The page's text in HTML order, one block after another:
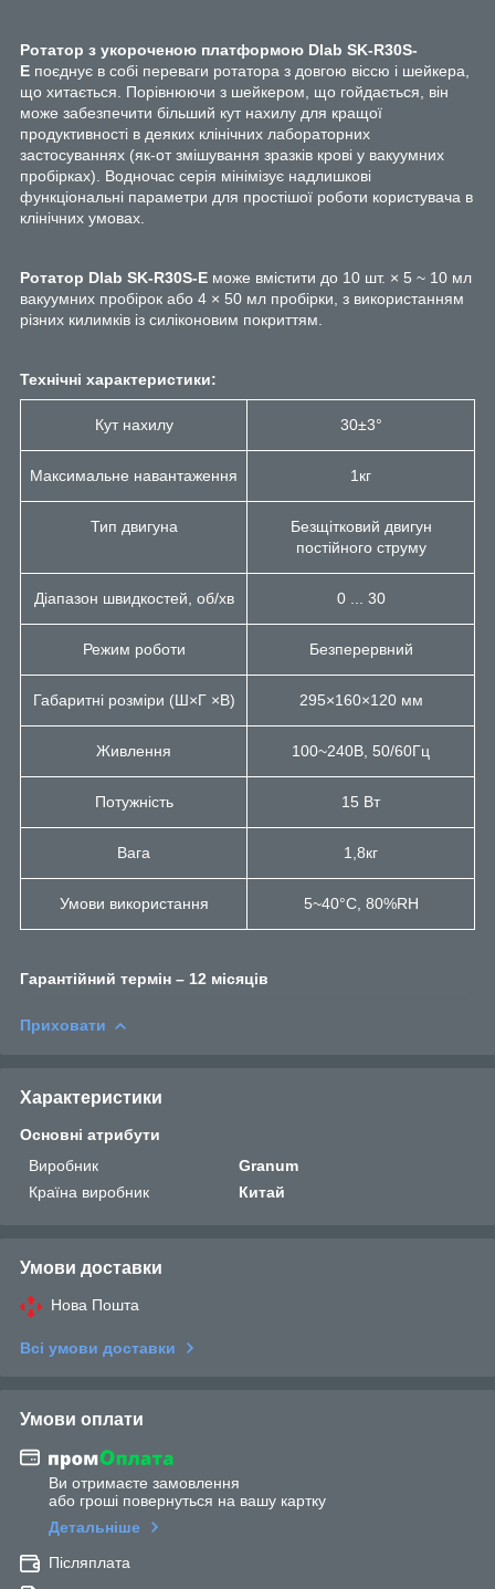
Ротатор з укороченою платформою Dlab SK-R30S-
E поєднує в собі переваги ротатора з довгою віссю і шейкера,
що хитається. Порівнюючи з шейкером, що гойдається, він
може забезпечити більший кут нахилу для кращої
продуктивності в деяких клінічних лабораторних
застосуваннях (як-от змішування зразків крові у вакуумних
пробірках). Водночас серія мінімізує надлишкові
функціональні параметри для простішої роботи користувача в
клінічних умовах.
Ротатор Dlab SK-R30S-E може вмістити до 10 шт. × 5 ~ 10 мл
вакуумних пробірок або 4 × 50 мл пробірки, з використанням
різних килимків із силіконовим покриттям.
Технічні характеристики:
Кут нахилу 30±3°
Максимальне навантаження 1кг
Тип двигуна
Безщітковий двигун
постійного струму
Діапазон швидкостей, об/хв 0 ... 30
Режим роботи Безперервний
Габаритні розміри (Ш×Г ×В) 295×160×120 мм
Живлення 100~240В, 50/60Гц
Потужність 15 Вт
Вага 1,8кг
Умови використання 5~40°C, 80%RH
Гарантійний термін – 12 місяців
Приховати
Характеристики
Основні атрибути
Виробник
Granum
Країна виробник
Китай
Умови доставки
Нова Пошта
Всі умови доставки
Умови оплати
Ви отримаєте замовлення
або гроші повернуться на вашу картку
Детальніше
Післяплата